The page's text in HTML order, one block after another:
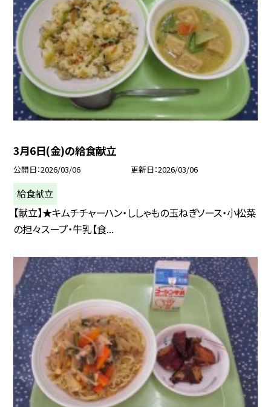
3月6日(金)の給食献立
公開日 2026/03/06 更新日 2026/03/06
給食献立
【献立】★キムチチャーハン・ししゃもの玉ねぎソース・小松菜
の担々スープ・牛乳【食...